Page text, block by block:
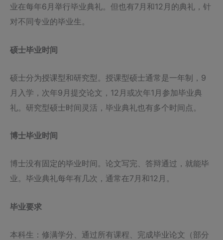
业在每年6月举行毕业典礼。但也有7月和12月的典礼，针
对不同专业的毕业生。
硕士毕业时间
硕士分为授课型和研究型。授课型硕士通常是一年制，9
月入学，次年9月提交论文，12月或次年1月参加毕业典
礼。研究型硕士时间灵活，毕业典礼也有多个时间点。
博士毕业时间
博士没有固定的毕业时间。论文写完、答辩通过，就能毕
业。毕业典礼每年有几次，通常在7月和12月。
毕业要求
本科生：修满学分、通过所有课程、完成毕业论文（部分